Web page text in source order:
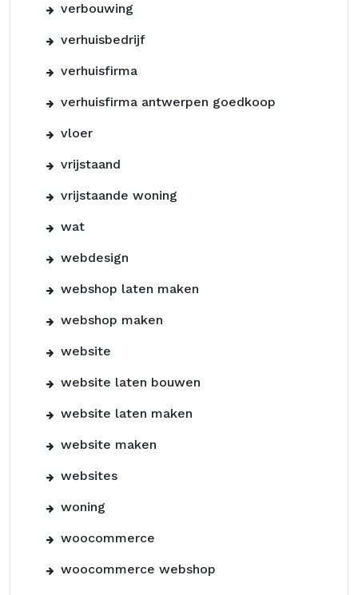
verbouwing
verhuisbedrijf
verhuisfirma
verhuisfirma antwerpen goedkoop
vloer
vrijstaand
vrijstaande woning
wat
webdesign
webshop laten maken
webshop maken
website
website laten bouwen
website laten maken
website maken
websites
woning
woocommerce
woocommerce webshop